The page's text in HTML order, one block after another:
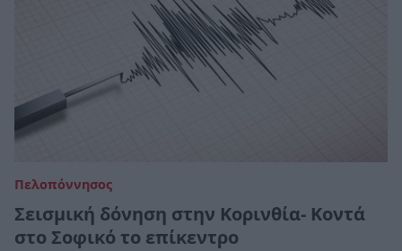
Πελοπόννησος
Σεισμική δόνηση στην Κορινθία- Κοντά
στο Σοφικό το επίκεντρο